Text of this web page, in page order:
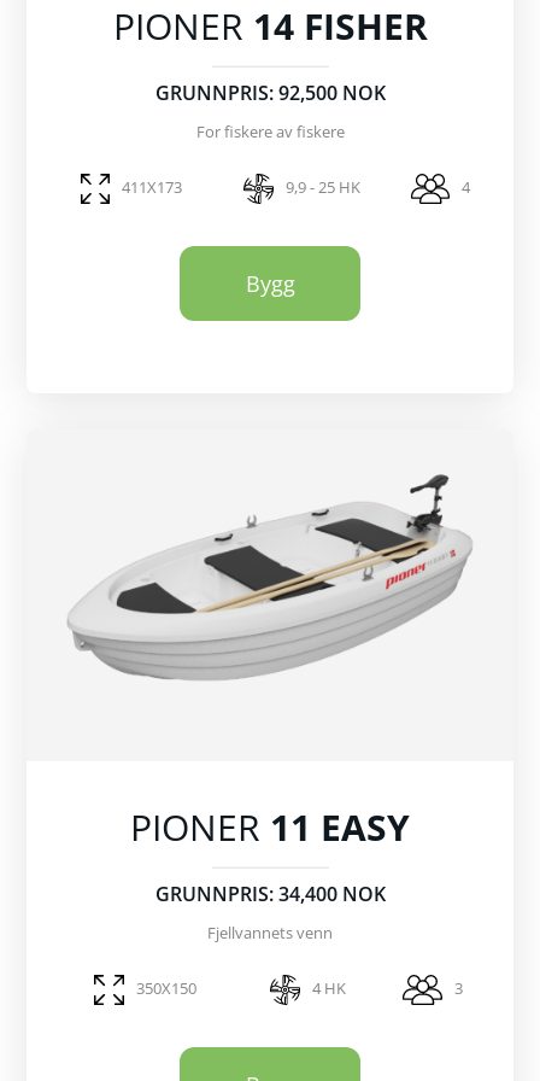
PIONER 14 FISHER
GRUNNPRIS: 92,500 NOK
For fiskere av fiskere
411X173 9,9 - 25 HK 4
Bygg
PIONER 11 EASY
GRUNNPRIS: 34,400 NOK
Fjellvannets venn
350X150 4 HK 3